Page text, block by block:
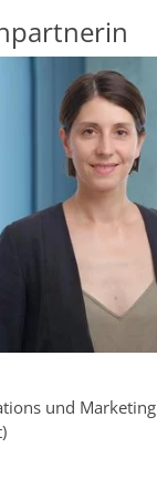
und Marketing